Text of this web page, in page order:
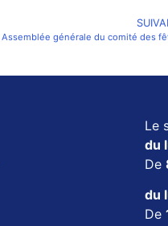
Assemblée générale du comité des
Le
du
De
du
De